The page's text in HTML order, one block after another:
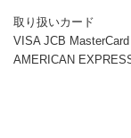
取り扱いカード
VISA JCB
AMERICAN